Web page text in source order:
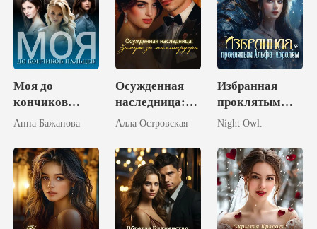
Моя до
кончиков
пальцев
Анна Бажанова
Осужденная
наследница:
Замуж за
Алла Островская
Избранная
проклятым
Альфа-
Night Owl.